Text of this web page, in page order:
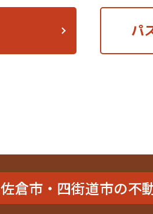
パ
佐倉市・四街道市の不